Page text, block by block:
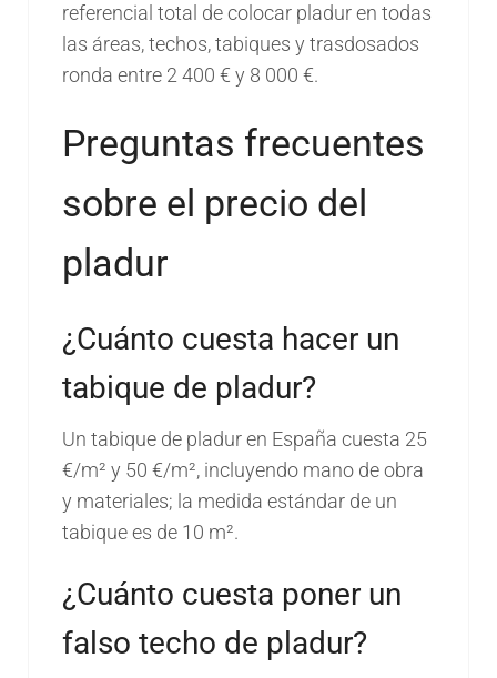
referencial total de colocar pladur en todas
las áreas, techos, tabiques y trasdosados
ronda entre 2 400 € y 8 000 €.
Preguntas frecuentes
sobre el precio del
pladur
¿Cuánto cuesta hacer un
tabique de pladur?
Un tabique de pladur en España cuesta 25
€/m² y 50 €/m², incluyendo mano de obra
y materiales; la medida estándar de un
tabique es de 10 m².
¿Cuánto cuesta poner un
falso techo de pladur?